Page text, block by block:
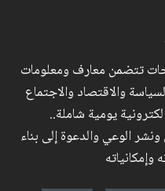
تتضمن معارف ومعلومات
والاقتصاد والاجتماع
يومية شاملة..
الوعي والدعوة إلى بناء
وإمكانياته